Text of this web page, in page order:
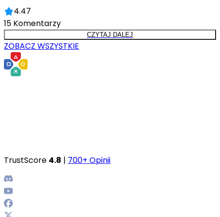
4.47
15 Komentarzy
CZYTAJ DALEJ
ZOBACZ WSZYSTKIE
TrustScore 4.8 | 700+ Opinii